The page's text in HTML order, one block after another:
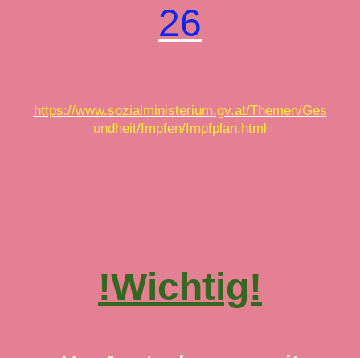
26
https://www.sozialministerium.gv.at/Themen/Ges
undheit/Impfen/Impfplan.html
!Wichtig!